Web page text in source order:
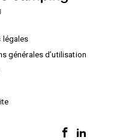
légales
générales d’utilisation